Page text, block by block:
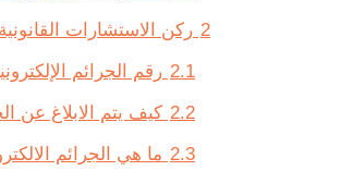
2 ركن الاستشارات القانونية
2.1 رقم الجرائم
2.2 كيف يتم الابلاغ عن
2.3 ما هي الجرائم